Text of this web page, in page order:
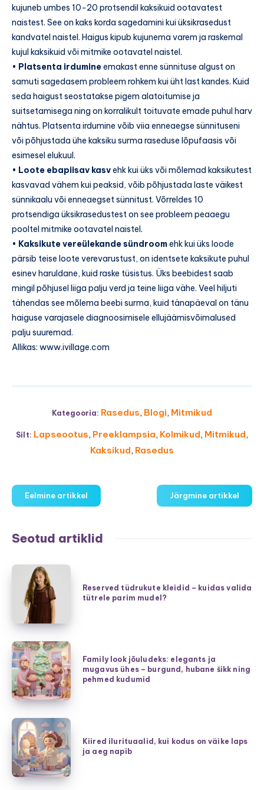
kujuneb umbes 10-20 protsendil kaksikuid ootavatest
naistest. See on kaks korda sagedamini kui üksikrasedust
kandvatel naistel. Haigus kipub kujunema varem ja raskemal
kujul kaksikuid või mitmike ootavatel naistel.
• Platsenta irdumineemakast enne sünnituse algust on
samuti sagedasem probleem rohkem kui üht last kandes. Kuid
seda haigust seostatakse pigem alatoitumise ja
suitsetamisega ning on korralikult toituvate emade puhul harv
nähtus. Platsenta irdumine võib viia enneaegse sünnituseni
või põhjustada ühe kaksiku surma raseduse lõpufaasis või
esimesel elukuul.
• Loote ebapiisav kasvehk kui üks või mõlemad kaksikutest
kasvavad vähem kui peaksid, võib põhjustada laste väikest
sünnikaalu või enneaegset sünnitust. Võrreldes 10
protsendiga üksikrasedustest on see probleem peaaegu
pooltel mitmike ootavatel naistel.
• Kaksikute vereülekande sündroomehk kui üks loode
pärsib teise loote verevarustust, on identsete kaksikute puhul
esinev haruldane, kuid raske tüsistus. Üks beebidest saab
mingil põhjusel liiga palju verd ja teine liiga vähe. Veel hiljuti
tähendas see mõlema beebi surma, kuid tänapäeval on tänu
haiguse varajasele diagnoosimisele ellujäämisvõimalused
palju suuremad.
Allikas: www.ivillage.com
Kategooria: Rasedus, Blogi, Mitmikud
Silt: Lapseootus, Preeklampsia, Kolmikud, Mitmikud,
Kaksikud, Rasedus
Eelmine artikkel Järgmine artikkel
Seotud artiklid
Reserved
tüdrukute
kleidid
kuidas
valida
tütrele
parim
mudel?
Reserved tüdrukute kleidid – kuidas valida
tütrele parim mudel?
Family
look
jõuludeks:
elegants
mugavus
ühes
burgund,
hubane
Family look jõuludeks: elegants ja
mugavus ühes – burgund, hubane šikk ning
pehmed kudumid
Kiired
ilurituaalid,
kui
kodus
on
Kiired ilurituaalid, kui kodus on väike laps
ja aeg napib